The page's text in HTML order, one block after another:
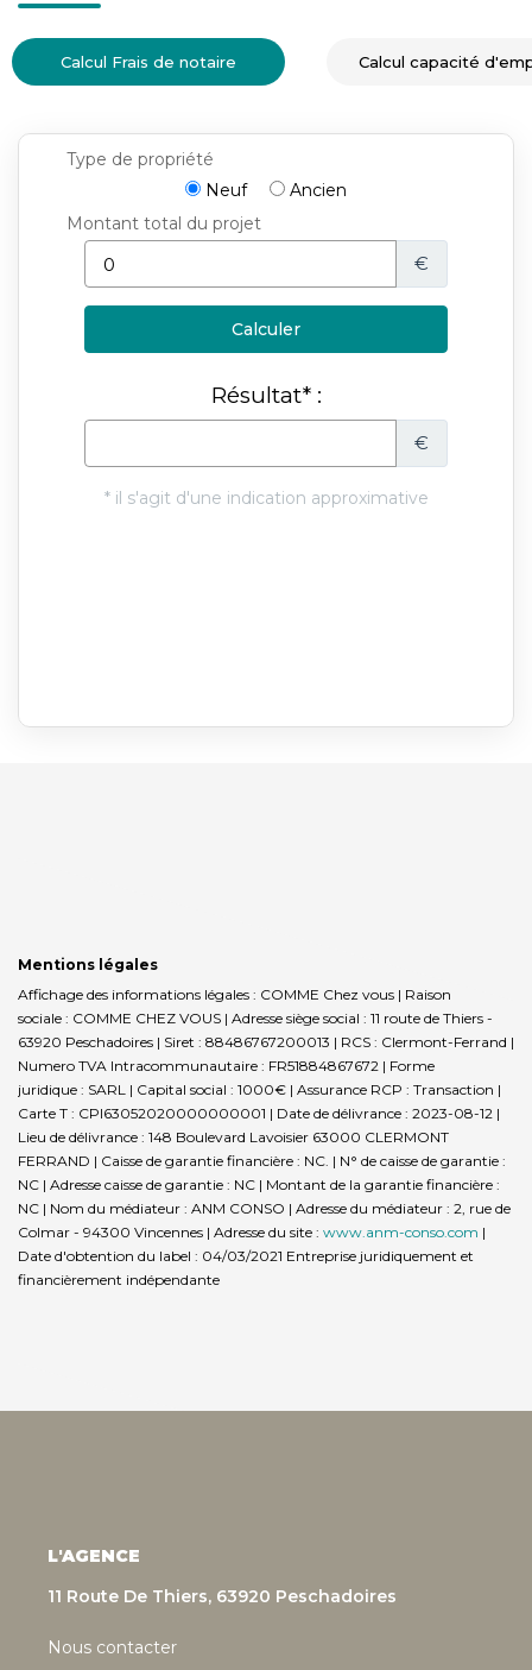
Calcul Frais de notaire Calcul capacité
Mentions légales
Affichage des informations légales : COMME Chez vous | Raison
sociale : COMME CHEZ VOUS | Adresse siège social : 11 route de Thiers -
63920 Peschadoires | Siret : 88486767200013 | RCS : Clermont-Ferrand |
Numero TVA Intracommunautaire : FR51884867672 | Forme
juridique : SARL | Capital social : 1000€ | Assurance RCP : Transaction |
Carte T : CPI63052020000000001 | Date de délivrance : 2023-08-12 |
Lieu de délivrance : 148 Boulevard Lavoisier 63000 CLERMONT
FERRAND | Caisse de garantie financière : NC. | N° de caisse de garantie :
NC | Adresse caisse de garantie : NC | Montant de la garantie financière :
NC | Nom du médiateur : ANM CONSO | Adresse du médiateur : 2, rue de
Colmar - 94300 Vincennes | Adresse du site : www.anm-conso.com |
Date d'obtention du label : 04/03/2021 Entreprise juridiquement et
financièrement indépendante
L'AGENCE
11 Route De Thiers, 63920 Peschadoires
Nous contacter